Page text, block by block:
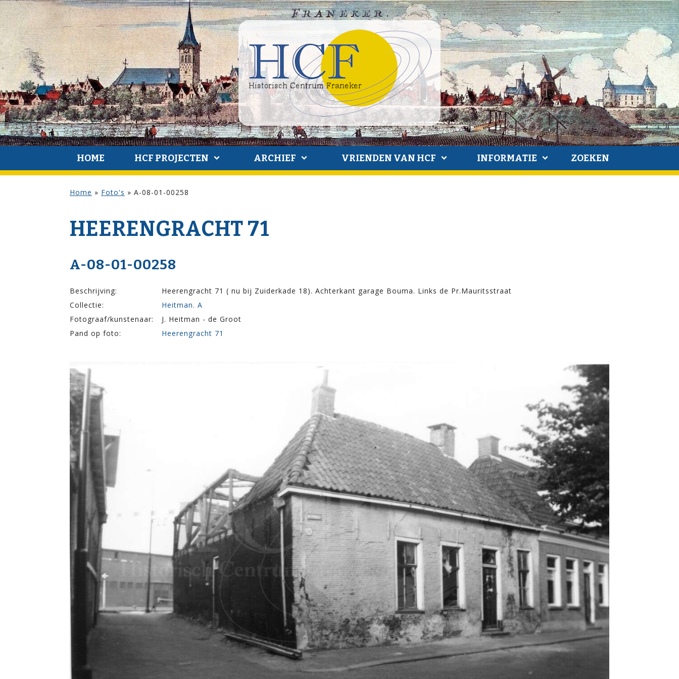
HOME HCF PROJECTEN ARCHIEF VRIENDEN VAN HCF INFORMATIE ZOEKEN
Home » Foto's » A-08-01-00258
HEERENGRACHT 71
A-08-01-00258
Beschrijving:
Heerengracht 71 ( nu bij Zuiderkade 18). Achterkant garage Bouma. Links de Pr.Mauritsstraat
Collectie:
Heitman. A
Fotograaf/kunstenaar:
J. Heitman - de Groot
Pand op foto:
Heerengracht 71